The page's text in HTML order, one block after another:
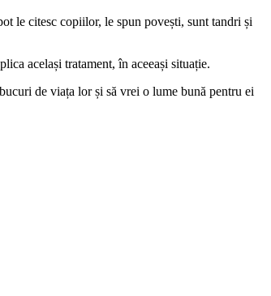
le citesc copiilor, le spun povești, sunt tandri și
același tratament, în aceeași situație.
de viața lor și să vrei o lume bună pentru ei